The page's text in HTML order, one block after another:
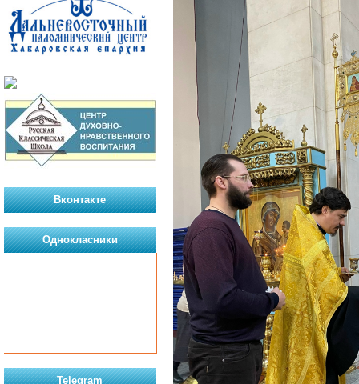
Вконтакте
Однокласники
Telegram